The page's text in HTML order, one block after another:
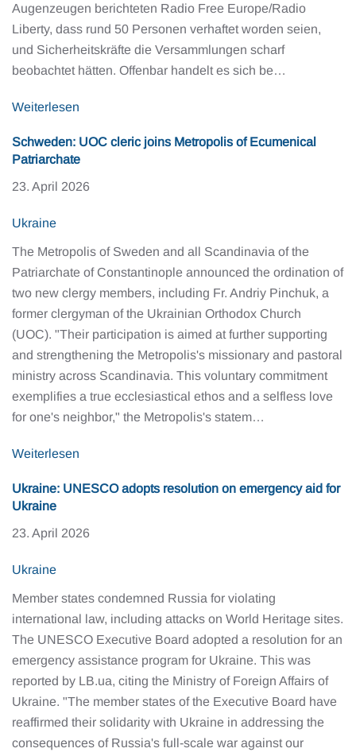
Augenzeugen berichteten Radio Free Europe/Radio
Liberty, dass rund 50 Personen verhaftet worden seien,
und Sicherheitskräfte die Versammlungen scharf
beobachtet hätten. Offenbar handelt es sich be…
Weiterlesen
Schweden: UOC cleric joins Metropolis of Ecumenical
Patriarchate
23. April 2026
Ukraine
The Metropolis of Sweden and all Scandinavia of the
Patriarchate of Constantinople announced the ordination of
two new clergy members, including Fr. Andriy Pinchuk, a
former clergyman of the Ukrainian Orthodox Church
(UOC). "Their participation is aimed at further supporting
and strengthening the Metropolis's missionary and pastoral
ministry across Scandinavia. This voluntary commitment
exemplifies a true ecclesiastical ethos and a selfless love
for one's neighbor," the Metropolis's statem…
Weiterlesen
Ukraine: UNESCO adopts resolution on emergency aid for
Ukraine
23. April 2026
Ukraine
Member states condemned Russia for violating
international law, including attacks on World Heritage sites.
The UNESCO Executive Board adopted a resolution for an
emergency assistance program for Ukraine. This was
reported by LB.ua, citing the Ministry of Foreign Affairs of
Ukraine. "The member states of the Executive Board have
reaffirmed their solidarity with Ukraine in addressing the
consequences of Russia's full-scale war against our